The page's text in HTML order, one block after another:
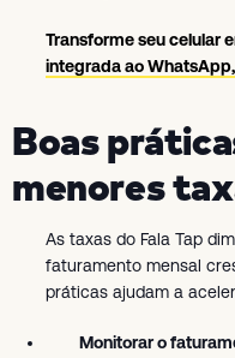
Transforme seu celular
integrada ao
Boas
menores
As taxas do Fala Tap
faturamento mensal
práticas ajudam a
Monitorar o